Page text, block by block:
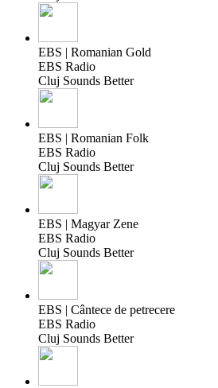
EBS | Romanian Gold
EBS Radio
Cluj Sounds Better
EBS | Romanian Folk
EBS Radio
Cluj Sounds Better
EBS | Magyar Zene
EBS Radio
Cluj Sounds Better
EBS | Cântece de petrecere
EBS Radio
Cluj Sounds Better